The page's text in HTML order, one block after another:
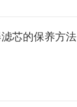
芯的保养方法